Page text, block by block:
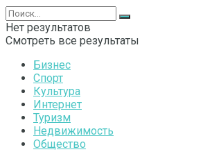
Нет результатов
Смотреть все результаты
Бизнес
Спорт
Культура
Интернет
Туризм
Недвижимость
Общество